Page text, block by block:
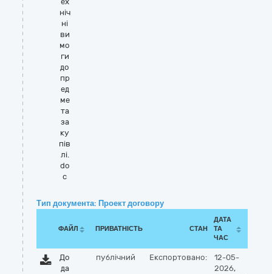
ніч
ні
ви
мо
ги
до
пр
ед
ме
та
за
ку
пів
лі.
do
c
Тип документа: Проект договору
ФАЙЛ ПРИВАТНІСТЬ СТАН
ДАТА
ТА
ЧАС
До
да
публічний Експортовано:
12-05-
2026,